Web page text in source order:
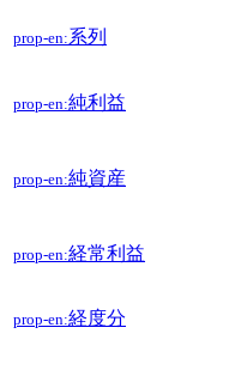
prop-en:系列
prop-en:純利益
prop-en:純資産
prop-en:経常利益
prop-en:経度分